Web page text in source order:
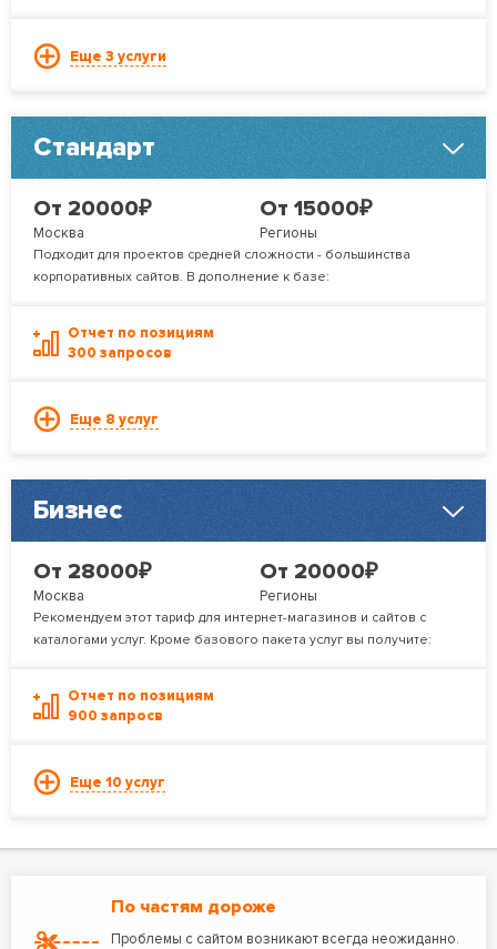
Еще 3 услуги
Стандарт
От 20000₽
Москва
От 15000₽
Регионы
Подходит для проектов средней сложности - большинства
корпоративных сайтов. В дополнение к базе:
Отчет по позициям
300 запросов
Еще 8 услуг
Бизнес
От 28000₽
Москва
От 20000₽
Регионы
Рекомендуем этот тариф для интернет-магазинов и сайтов с
каталогами услуг. Кроме базового пакета услуг вы получите:
Отчет по позициям
900 запросв
Еще 10 услуг
По частям дороже
Проблемы с сайтом возникают всегда неожиданно.